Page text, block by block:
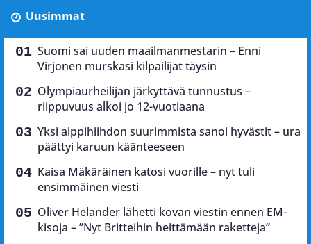
Uusimmat
Suomi sai uuden maailmanmestarin – Enni
Virjonen murskasi kilpailijat täysin
Olympiaurheilijan järkyttävä tunnustus –
riippuvuus alkoi jo 12-vuotiaana
Yksi alppihiihdon suurimmista sanoi hyvästit – ura
päättyi karuun käänteeseen
Kaisa Mäkäräinen katosi vuorille – nyt tuli
ensimmäinen viesti
Oliver Helander lähetti kovan viestin ennen EM-
kisoja – ”Nyt Britteihin heittämään raketteja”